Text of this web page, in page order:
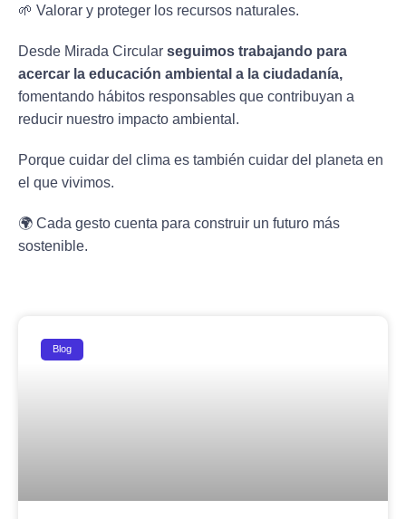
🌱 Valorar y proteger los recursos naturales.
Desde Mirada Circular seguimos trabajando para
acercar la educación ambiental a la ciudadanía,
fomentando hábitos responsables que contribuyan a
reducir nuestro impacto ambiental.
Porque cuidar del clima es también cuidar del planeta en
el que vivimos.
🌍 Cada gesto cuenta para construir un futuro más
sostenible.
Blog